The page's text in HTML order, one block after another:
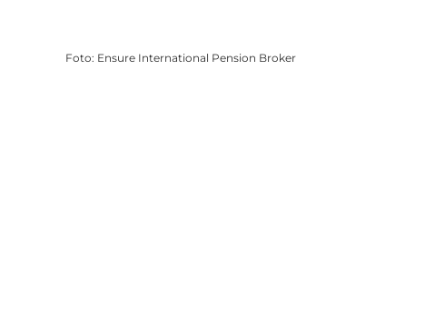
Foto: Ensure International Pension Broker